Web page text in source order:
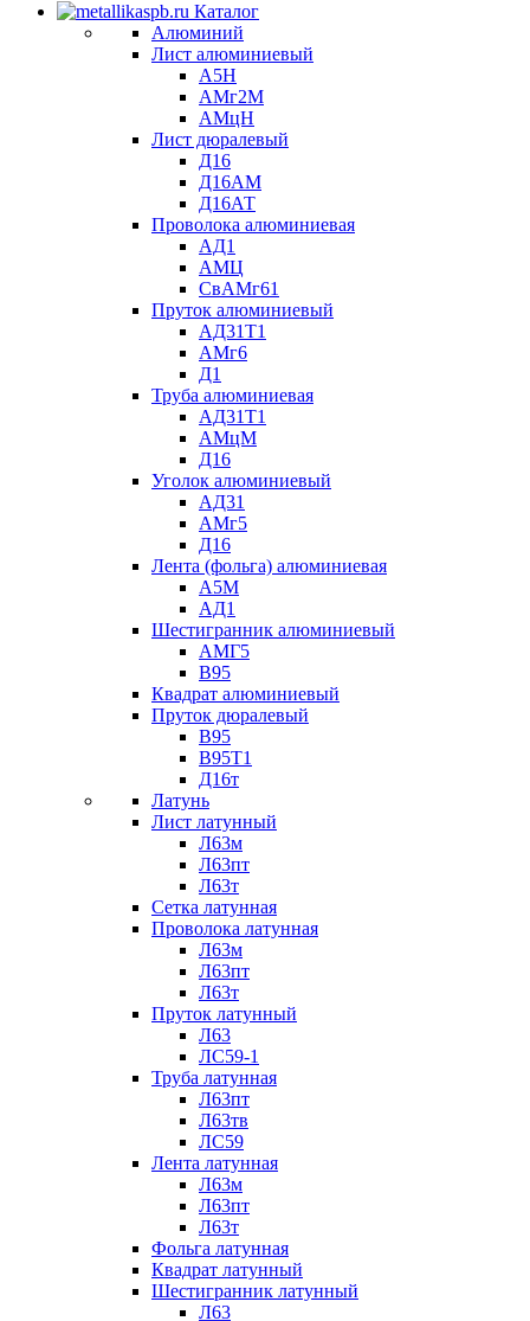
Каталог
Алюминий
Лист алюминиевый
А5Н
АМг2М
АМцН
Лист дюралевый
Д16
Д16АМ
Д16АТ
Проволока алюминиевая
АД1
АМЦ
СвАМг61
Пруток алюминиевый
АД31Т1
АМг6
Д1
Труба алюминиевая
АД31Т1
АМцМ
Д16
Уголок алюминиевый
АД31
АМг5
Д16
Лента (фольга) алюминиевая
А5М
АД1
Шестигранник алюминиевый
АМГ5
В95
Квадрат алюминиевый
Пруток дюралевый
В95
В95Т1
Д16т
Латунь
Лист латунный
Л63м
Л63пт
Л63т
Сетка латунная
Проволока латунная
Л63м
Л63пт
Л63т
Пруток латунный
Л63
ЛС59-1
Труба латунная
Л63пт
Л63тв
ЛС59
Лента латунная
Л63м
Л63пт
Л63т
Фольга латунная
Квадрат латунный
Шестигранник латунный
Л63